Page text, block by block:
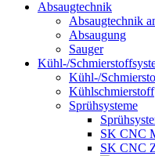
Absaugtechnik
Absaugtechnik
Absaugung
Sauger
Kühl-/
Kühl-/
Kühlschmierstoff
Sprühsysteme
SK CNC
SK CNC